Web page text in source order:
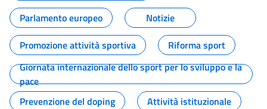
Parlamento europeo
Notizie
Promozione attività sportiva
Riforma sport
Giornata internazionale dello sport per lo sviluppo e la
pace
Prevenzione del doping
Attività istituzionale